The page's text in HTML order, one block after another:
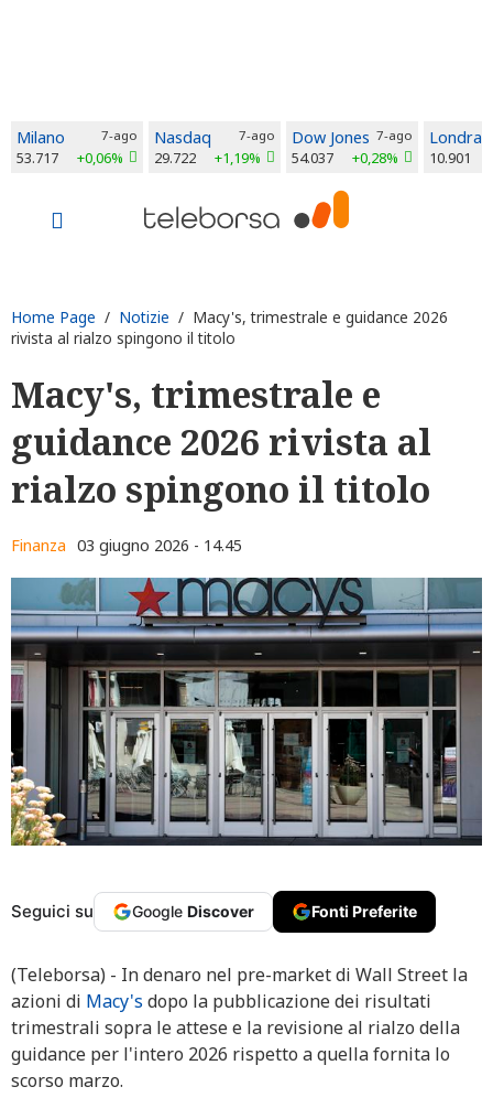
Milano 7-ago
53.717 +0,06%
Nasdaq 7-ago
29.722 +1,19%
Dow Jones 7-ago
54.037 +0,28%
Londra
10.901
Home Page / Notizie / Macy's, trimestrale e guidance 2026
rivista al rialzo spingono il titolo
Macy's, trimestrale e
guidance 2026 rivista al
rialzo spingono il titolo
Finanza 03 giugno 2026 - 14.45
Seguici su Google Discover Fonti Preferite
(Teleborsa) - In denaro nel pre-market di Wall Street la
azioni di Macy's dopo la pubblicazione dei risultati
trimestrali sopra le attese e la revisione al rialzo della
guidance per l'intero 2026 rispetto a quella fornita lo
scorso marzo.